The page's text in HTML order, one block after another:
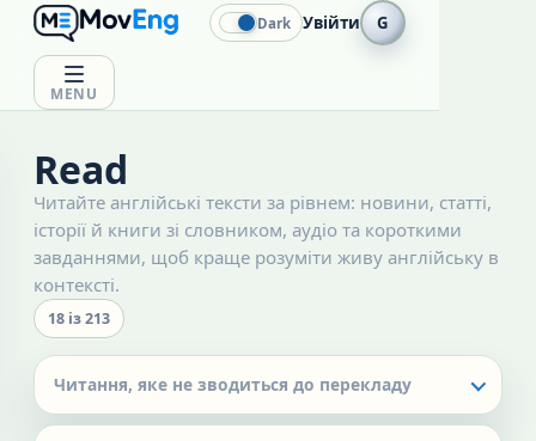
MENU
Dark Увійти G
Read
Читайте англійські тексти за рівнем: новини, статті,
історії й книги зі словником, аудіо та короткими
завданнями, щоб краще розуміти живу англійську в
контексті.
18 із213
Читання, яке не зводиться до перекладу